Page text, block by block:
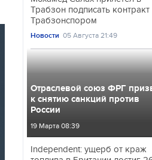
Трабзон подписать контракт
Трабзонспором
Новости 05 Августа 21:49
Отраслевой союз ФРГ
к снятию санкций против
России
19 Марта 08:39
Independent: ущерб от краж